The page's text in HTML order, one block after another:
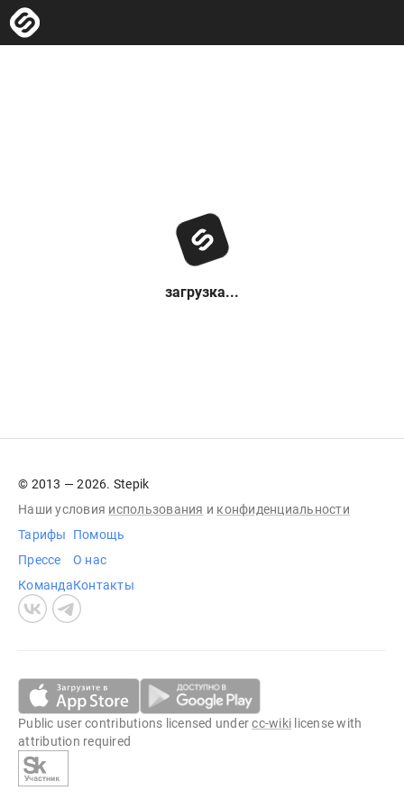
загрузка...
© 2013 — 2026. Stepik
Наши условия использования и конфиденциальности
Тарифы
Прессе
Команда
Помощь
О нас
Контакты
Public user contributions licensed undercc-wiki license with
attribution required